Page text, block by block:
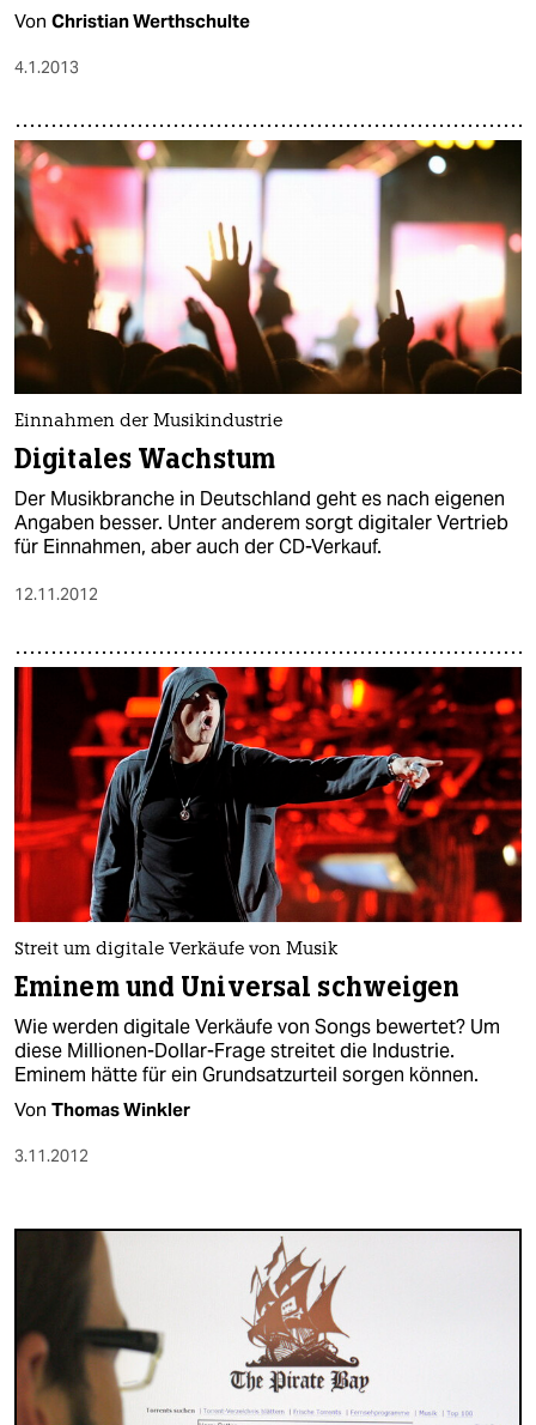
Von Christian Werthschulte
4.1.2013
Einnahmen der Musikindustrie
Digitales Wachstum
Der Musikbranche in Deutschland geht es nach eigenen
Angaben besser. Unter anderem sorgt digitaler Vertrieb
für Einnahmen, aber auch der CD-Verkauf.
12.11.2012
Streit um digitale Verkäufe von Musik
Eminem und Universal schweigen
Wie werden digitale Verkäufe von Songs bewertet? Um
diese Millionen-Dollar-Frage streitet die Industrie.
Eminem hätte für ein Grundsatzurteil sorgen können.
Von Thomas Winkler
3.11.2012